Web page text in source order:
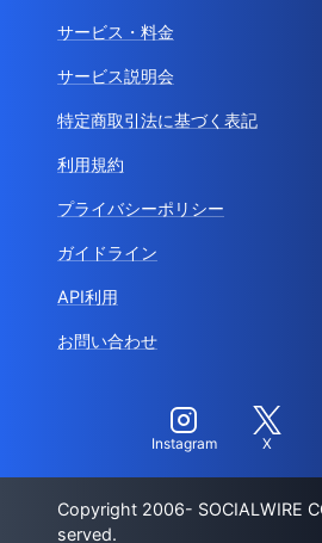
サービス・料金
サービス説明会
特定商取引法に基づく表記
利用規約
プライバシーポリシー
ガイドライン
API利用
お問い合わせ
Instagram X
Copyright 2006- SOCIALWIRE
served.